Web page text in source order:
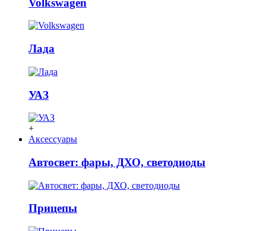
Лада
УАЗ
+
Аксессуары
Автосвет: фары, ДХО, светодиоды
Прицепы